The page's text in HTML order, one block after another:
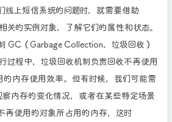
线上短信系统的问题时，就需要借助
关的实例对象，了解它们的属性和状态。
GC（Garbage Collection，垃圾回收）
过程中，垃圾回收机制负责回收不再使用
的内存使用效率。但有时候，我们可能需
察内存的变化情况，或者在某些特定场景
再使用的对象所占用的内存，这时